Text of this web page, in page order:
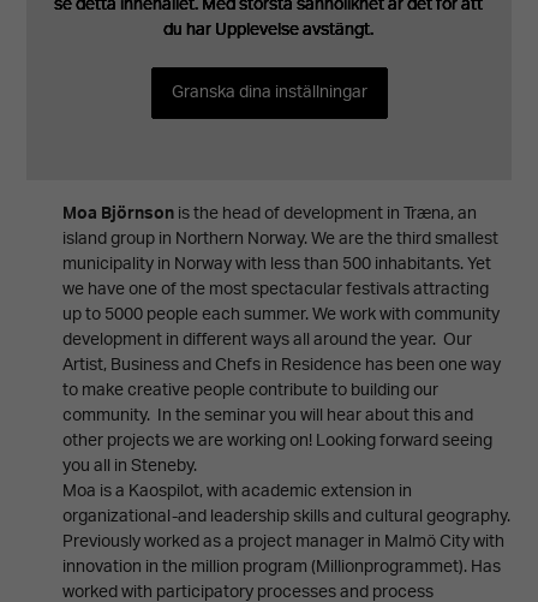
du har Upplevelse avstängt.
Granska dina inställningar
du har Upplevelse avstängt.
Granska dina inställningar
du har Upplevelse avstängt.
Granska dina inställningar
du har Upplevelse avstängt.
Granska dina inställningar
du har Upplevelse avstängt.
Granska dina inställningar
Moa Björnsonis the head of development in Træna, an
island group in Northern Norway. We are the third smallest
municipality in Norway with less than 500 inhabitants. Yet
we have one of the most spectacular festivals attracting
up to 5000 people each summer. We work with community
development in different ways all around the year. Our
Artist, Business and Chefs in Residence has been one way
to make creative people contribute to building our
community. In the seminar you will hear about this and
other projects we are working on! Looking forward seeing
you all in Steneby.
Moa is a Kaospilot, with academic extension in
organizational-and leadership skills and cultural geography.
Previously worked as a project manager in Malmö City with
innovation in the million program (Millionprogrammet). Has
worked with participatory processes and process